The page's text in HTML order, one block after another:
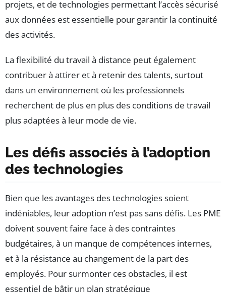
projets, et de technologies permettant l’accès sécurisé
aux données est essentielle pour garantir la continuité
des activités.
La flexibilité du travail à distance peut également
contribuer à attirer et à retenir des talents, surtout
dans un environnement où les professionnels
recherchent de plus en plus des conditions de travail
plus adaptées à leur mode de vie.
Les défis associés à l’adoption
des technologies
Bien que les avantages des technologies soient
indéniables, leur adoption n’est pas sans défis. Les PME
doivent souvent faire face à des contraintes
budgétaires, à un manque de compétences internes,
et à la résistance au changement de la part des
employés. Pour surmonter ces obstacles, il est
essentiel de bâtir un plan stratégique